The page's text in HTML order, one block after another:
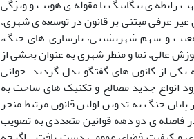
رابطه ی تنگاتنگ با مقوله ی هویت و ویژگی
عرفی مبتنی بر قانون در توسعه ی شهری،
و سهم شهرنشینی، بازسازی های جنگ،
عالی، نما و منظر شهری به عنوان بخشی از
از کانون های گفتگو بدل گردید. جوانی
انواع جدید مصالح و تکنیک های ساخت به
جنگ به تدوین اولین قانون مرتبط منجر
ی دو دهه قوانین متعددی به تصویب